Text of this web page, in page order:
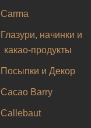
Carma
Глазури, начинки и
какао-продукты
Посыпки и Декор
Cacao Barry
Callebaut